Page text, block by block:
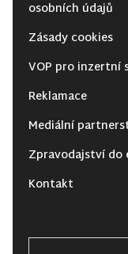
osobních údajů
Zásady cookies
VOP pro inzertní
Reklamace
Mediální
Zpravodajství do
Kontakt